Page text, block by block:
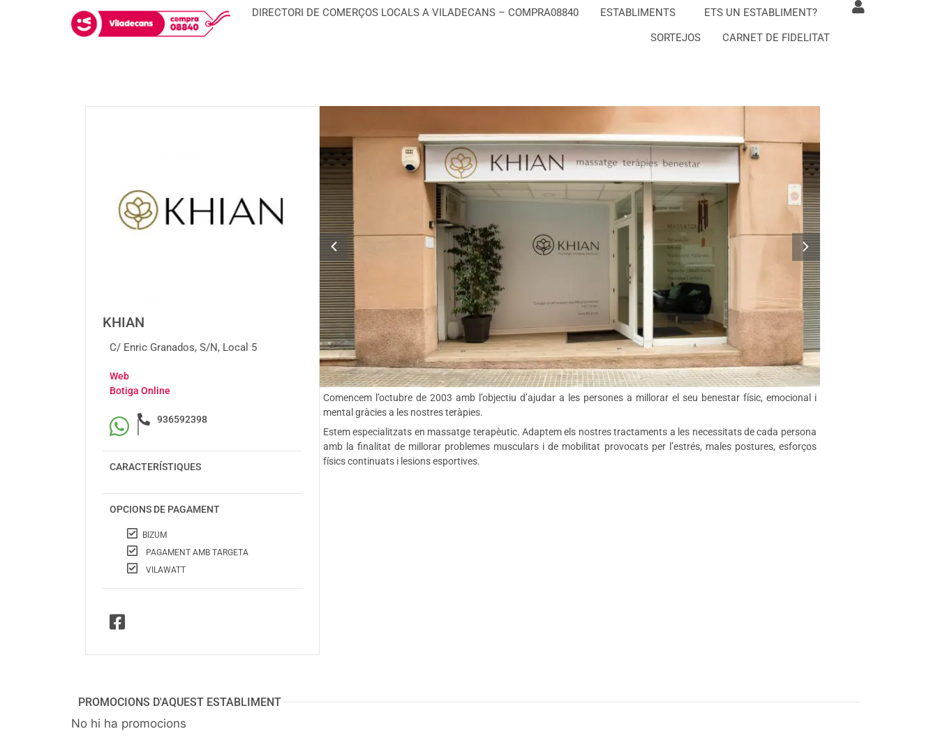
DIRECTORI DE COMERÇOS LOCALS A VILADECANS – COMPRA08840 ESTABLIMENTS
ETS UN ESTABLIMENT?
SORTEJOS
CARNET DE FIDELITAT
KHIAN
C/ Enric Granados, S/n, Local 5
Web
Botiga Online
| 936592398
CARACTERÍSTIQUES
OPCIONS DE PAGAMENT
BIZUM
PAGAMENT AMB TARGETA
VILAWATT
Comencem l’octubre de 2003 amb l’objectiu d’ajudar a les persones a millorar el seu benestar físic, emocional i
mental gràcies a les nostres teràpies.
Estem especialitzats en massatge terapèutic. Adaptem els nostres tractaments a les necessitats de cada persona
amb la finalitat de millorar problemes musculars i de mobilitat provocats per l’estrés, males postures, esforços
físics continuats i lesions esportives.
PROMOCIONS D'AQUEST ESTABLIMENT
No hi ha promocions